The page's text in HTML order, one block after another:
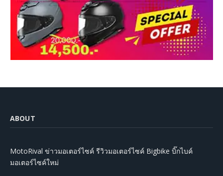
ABOUT
MotoRival ข่าวมอเตอร์ไซค์ รีวิวมอเตอร์ไซค์ Bigbike บิ๊กไบค์
มอเตอร์ไซค์ใหม่